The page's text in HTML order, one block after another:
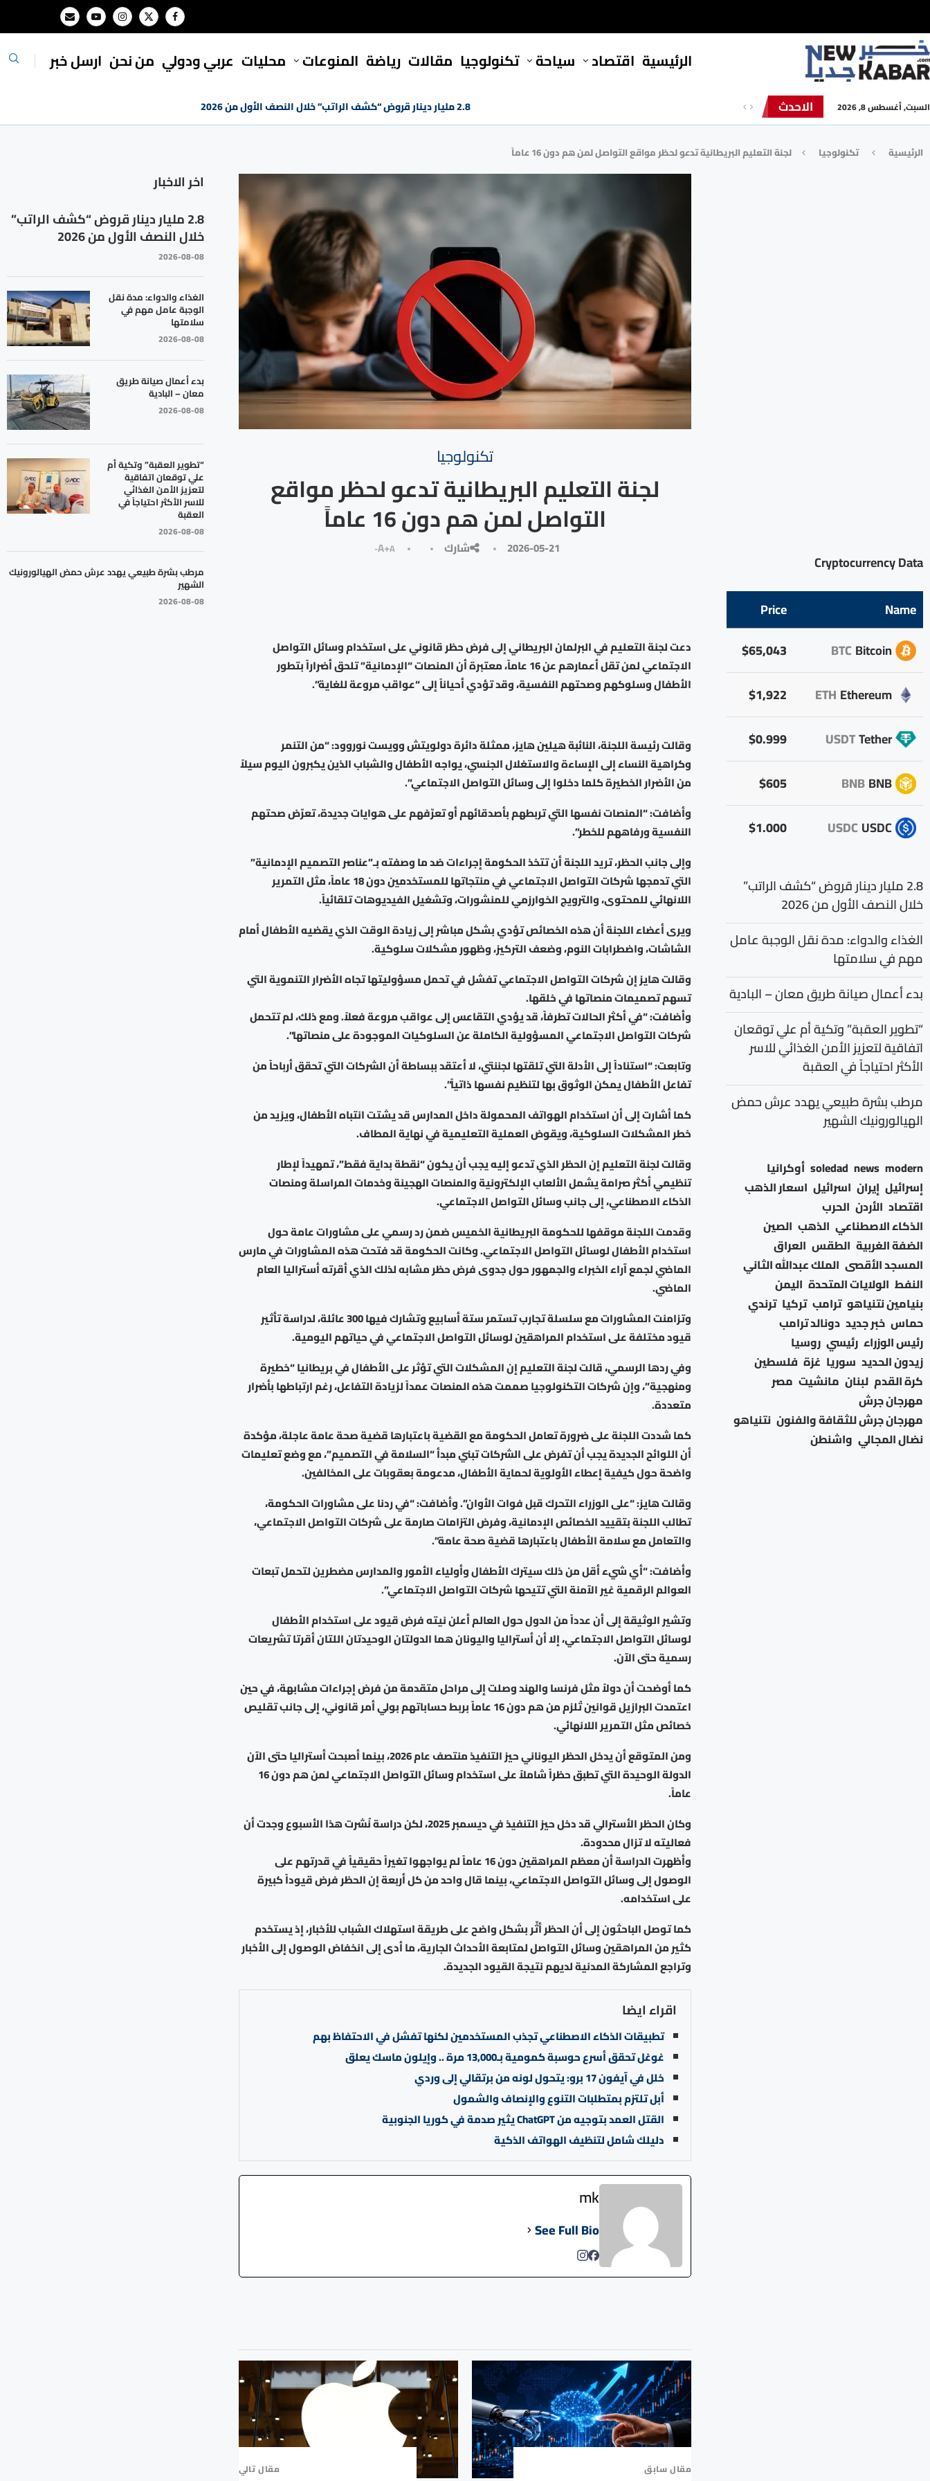
الرئيسية ⁠اقتصاد سياحة تكنولوجيا مقالات رياضة المنوعات محليات ⁠عربي ودولي من نحن ارسل خبر
السبت, أغسطس 8, 2026 الاحدث 2.8 مليار دينار قروض “كشف الراتب” خلال النصف الأول من 2026
الرئيسية تكنولوجيا لجنة التعليم البريطانية تدعو لحظر مواقع التواصل لمن هم دون 16 عاماً
تكنولوجيا
لجنة التعليم البريطانية تدعو لحظر مواقع
التواصل لمن هم دون 16 عاماً
2026-05-21 شارك A+A-
دعت لجنة التعليم في البرلمان البريطاني إلى فرض حظر قانوني على استخدام وسائل التواصل
الاجتماعي لمن تقل أعمارهم عن 16 عاماً، معتبرة أن المنصات “الإدمانية” تلحق أضراراً بتطور
الأطفال وسلوكهم وصحتهم النفسية، وقد تؤدي أحياناً إلى “عواقب مروعة للغاية”.
وقالت رئيسة اللجنة، النائبة هيلين هايز، ممثلة دائرة دولويتش وويست نوروود: “من التنمر
وكراهية النساء إلى الإساءة والاستغلال الجنسي، يواجه الأطفال والشباب الذين يكبرون اليوم سيلاً
من الأضرار الخطيرة كلما دخلوا إلى وسائل التواصل الاجتماعي”.
وأضافت: “المنصات نفسها التي تربطهم بأصدقائهم أو تعرّفهم على هوايات جديدة، تعرّض صحتهم
النفسية ورفاههم للخطر”.
وإلى جانب الحظر، تريد اللجنة أن تتخذ الحكومة إجراءات ضد ما وصفته بـ”عناصر التصميم الإدمانية”
التي تدمجها شركات التواصل الاجتماعي في منتجاتها للمستخدمين دون 18 عاماً، مثل التمرير
اللانهائي للمحتوى، والترويج الخوارزمي للمنشورات، وتشغيل الفيديوهات تلقائياً.
ويرى أعضاء اللجنة أن هذه الخصائص تؤدي بشكل مباشر إلى زيادة الوقت الذي يقضيه الأطفال أمام
الشاشات، واضطرابات النوم، وضعف التركيز، وظهور مشكلات سلوكية.
وقالت هايز إن شركات التواصل الاجتماعي تفشل في تحمل مسؤوليتها تجاه الأضرار التنموية التي
تسهم تصميمات منصاتها في خلقها.
وأضافت: “في أكثر الحالات تطرفاً، قد يؤدي التقاعس إلى عواقب مروعة فعلاً. ومع ذلك، لم تتحمل
شركات التواصل الاجتماعي المسؤولية الكاملة عن السلوكيات الموجودة على منصاتها”.
وتابعت: “استناداً إلى الأدلة التي تلقتها لجننتي، لا أعتقد ببساطة أن الشركات التي تحقق أرباحاً من
تفاعل الأطفال يمكن الوثوق بها لتنظيم نفسها ذاتياً”.
كما أشارت إلى أن استخدام الهواتف المحمولة داخل المدارس قد يشتت انتباه الأطفال، ويزيد من
خطر المشكلات السلوكية، ويقوض العملية التعليمية في نهاية المطاف.
وقالت لجنة التعليم إن الحظر الذي تدعو إليه يجب أن يكون “نقطة بداية فقط”، تمهيداً لإطار
تنظيمي أكثر صرامة يشمل الألعاب الإلكترونية والمنصات الهجينة وخدمات المراسلة ومنصات
الذكاء الاصطناعي، إلى جانب وسائل التواصل الاجتماعي.
وقدمت اللجنة موقفها للحكومة البريطانية الخميس ضمن رد رسمي على مشاورات عامة حول
استخدام الأطفال لوسائل التواصل الاجتماعي. وكانت الحكومة قد فتحت هذه المشاورات في مارس
الماضي لجمع آراء الخبراء والجمهور حول جدوى فرض حظر مشابه لذلك الذي أقرته أستراليا العام
الماضي.
وتزامنت المشاورات مع سلسلة تجارب تستمر ستة أسابيع وتشارك فيها 300 عائلة، لدراسة تأثير
قيود مختلفة على استخدام المراهقين لوسائل التواصل الاجتماعي في حياتهم اليومية.
وفي ردها الرسمي، قالت لجنة التعليم إن المشكلات التي تؤثر على الأطفال في بريطانيا “خطيرة
ومنهجية”، وإن شركات التكنولوجيا صممت هذه المنصات عمداً لزيادة التفاعل، رغم ارتباطها بأضرار
متعددة.
كما شددت اللجنة على ضرورة تعامل الحكومة مع القضية باعتبارها قضية صحة عامة عاجلة، مؤكدة
أن اللوائح الجديدة يجب أن تفرض على الشركات تبني مبدأ “السلامة في التصميم”، مع وضع تعليمات
واضحة حول كيفية إعطاء الأولوية لحماية الأطفال، مدعومة بعقوبات على المخالفين.
وقالت هايز: “على الوزراء التحرك قبل فوات الأوان”. وأضافت: “في ردنا على مشاورات الحكومة،
تطالب اللجنة بتقييد الخصائص الإدمانية، وفرض التزامات صارمة على شركات التواصل الاجتماعي،
والتعامل مع سلامة الأطفال باعتبارها قضية صحة عامة”.
وأضافت: “أي شيء أقل من ذلك سيترك الأطفال وأولياء الأمور والمدارس مضطرين لتحمل تبعات
العوالم الرقمية غير الآمنة التي تتيحها شركات التواصل الاجتماعي”.
وتشير الوثيقة إلى أن عدداً من الدول حول العالم أعلن نيته فرض قيود على استخدام الأطفال
لوسائل التواصل الاجتماعي، إلا أن أستراليا واليونان هما الدولتان الوحيدتان اللتان أقرتا تشريعات
رسمية حتى الآن.
كما أوضحت أن دولاً مثل فرنسا والهند وصلت إلى مراحل متقدمة من فرض إجراءات مشابهة، في حين
اعتمدت البرازيل قوانين تُلزم من هم دون 16 عاماً بربط حساباتهم بولي أمر قانوني، إلى جانب تقليص
خصائص مثل التمرير اللانهائي.
ومن المتوقع أن يدخل الحظر اليوناني حيز التنفيذ منتصف عام 2026، بينما أصبحت أستراليا حتى الآن
الدولة الوحيدة التي تطبق حظراً شاملاً على استخدام وسائل التواصل الاجتماعي لمن هم دون 16
عاماً.
وكان الحظر الأسترالي قد دخل حيز التنفيذ في ديسمبر 2025، لكن دراسة نُشرت هذا الأسبوع وجدت أن
فعاليته لا تزال محدودة.
وأظهرت الدراسة أن معظم المراهقين دون 16 عاماً لم يواجهوا تغيراً حقيقياً في قدرتهم على
الوصول إلى وسائل التواصل الاجتماعي، بينما قال واحد من كل أربعة إن الحظر فرض قيوداً كبيرة
على استخدامه.
كما توصل الباحثون إلى أن الحظر أثّر بشكل واضح على طريقة استهلاك الشباب للأخبار، إذ يستخدم
كثير من المراهقين وسائل التواصل لمتابعة الأحداث الجارية، ما أدى إلى انخفاض الوصول إلى الأخبار
وتراجع المشاركة المدنية لديهم نتيجة القيود الجديدة.
اقراء ايضا
تطبيقات الذكاء الاصطناعي تجذب المستخدمين لكنها تفشل في الاحتفاظ بهم
غوغل تحقق أسرع حوسبة كمومية بـ13,000 مرة .. وإيلون ماسك يعلق
خلل في آيفون 17 برو: يتحول لونه من برتقالي إلى وردي
أبل تلتزم بمتطلبات التنوع والإنصاف والشمول
القتل العمد بتوجيه من ChatGPT يثير صدمة في كوريا الجنوبية
دليلك شامل لتنظيف الهواتف الذكية
mk
See Full Bio
مقال سابق مقال تالي
اخر الاخبار
2.8 مليار دينار قروض “كشف الراتب”
خلال النصف الأول من 2026
2026-08-08
الغذاء والدواء: مدة نقل
الوجبة عامل مهم في
سلامتها
2026-08-08
بدء أعمال صيانة طريق
معان – البادية
2026-08-08
“تطوير العقبة” وتكية أم
علي توقعان اتفاقية
لتعزيز الأمن الغذائي
للاسر الأكثر احتياجاً في
العقبة
2026-08-08
مرطب بشرة طبيعي يهدد عرش حمض الهيالورونيك
الشهير
2026-08-08
Cryptocurrency Data
Name
Price
Bitcoin
BTC
$65,043
Ethereum
ETH
$1,922
Tether
USDT
$0.999
BNB
BNB
$605
USDC
USDC
$1.000
2.8 مليار دينار قروض “كشف الراتب”
خلال النصف الأول من 2026
الغذاء والدواء: مدة نقل الوجبة عامل
مهم في سلامتها
بدء أعمال صيانة طريق معان – البادية
“تطوير العقبة” وتكية أم علي توقعان
اتفاقية لتعزيز الأمن الغذائي للاسر
الأكثر احتياجاً في العقبة
مرطب بشرة طبيعي يهدد عرش حمض
الهيالورونيك الشهير
modern
news
soledad أوكرانيا
إسرائيل إيران اسرائيل اسعار الذهب
اقتصاد الأردن الحرب
الذكاء الاصطناعي الذهب الصين
الضفة الغربية الطقس العراق
المسجد الأقصى الملك عبدالله الثاني
النفط الولايات المتحدة اليمن
بنيامين نتنياهو ترامب تركيا ترندي
حماس خبر جديد دونالد ترامب
رئيس الوزراء رئيسي روسيا
زيدون الحديد سوريا غزة فلسطين
كرة القدم لبنان مانشيت مصر
مهرجان جرش
مهرجان جرش للثقافة والفنون نتنياهو
نضال المجالي واشنطن